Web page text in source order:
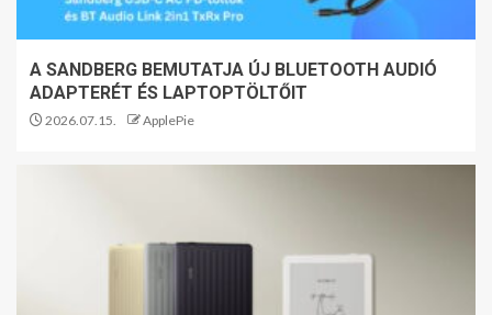
A SANDBERG BEMUTATJA ÚJ BLUETOOTH AUDIÓ
ADAPTERÉT ÉS LAPTOPTÖLTŐIT
2026.07.15. ApplePie